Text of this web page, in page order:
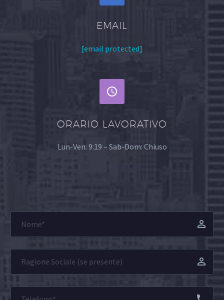
EMAIL
[email protected]


ORARIO LAVORATIVO
Lun-Ven: 9:19 – Sab-Dom: Chiuso